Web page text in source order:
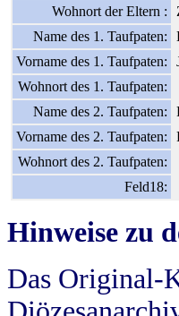
Wohnort der Eltern :
Name des 1. Taufpaten:
Vorname des 1. Taufpaten:
Wohnort des 1. Taufpaten:
Name des 2. Taufpaten:
Vorname des 2. Taufpaten:
Wohnort des 2. Taufpaten:
Feld18:
Hinweise zu
Das Original-